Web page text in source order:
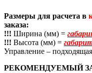
Размеры для расчета в
заказа:
!!! Ширина (мм) =
!!! Высота (мм) =
Управление –
РЕКОМЕНДУЕМЫЙ